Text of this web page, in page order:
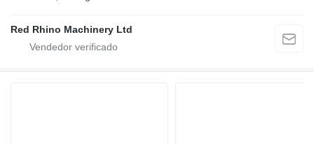
Red Rhino Machinery Ltd